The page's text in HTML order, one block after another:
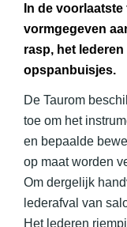
In de
vormgegeven
rasp, het
opspanbuisjes.
De Taurom
toe om het
en bepaalde
op maat worden
Om dergelijk
lederafval van
Het lederen